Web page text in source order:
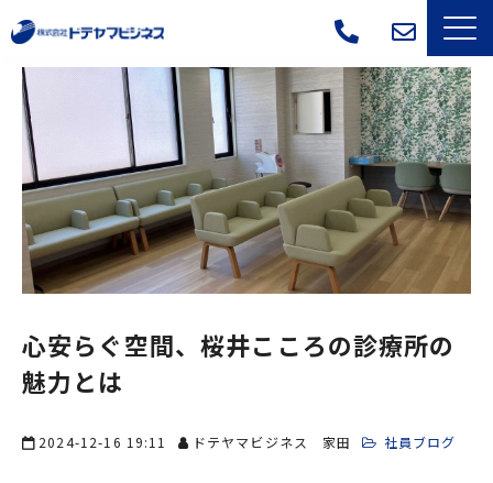
サービス一覧
選ばれる理由
導入事例
よくあるご質問
会社概要
ブログ
心安らぐ空間、桜井こころの診療所の
魅力とは
2024-12-16 19:11 ドテヤマビジネス 家田 社員ブログ